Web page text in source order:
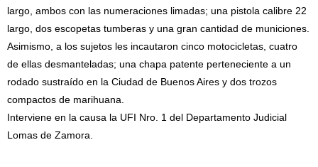
largo, ambos con las numeraciones limadas; una pistola calibre 22
largo, dos escopetas tumberas y una gran cantidad de municiones.
Asimismo, a los sujetos les incautaron cinco motocicletas, cuatro
de ellas desmanteladas; una chapa patente perteneciente a un
rodado sustraído en la Ciudad de Buenos Aires y dos trozos
compactos de marihuana.
Interviene en la causa la UFI Nro. 1 del Departamento Judicial
Lomas de Zamora.